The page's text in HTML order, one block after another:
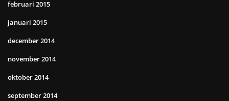
februari 2015
januari 2015
december 2014
november 2014
oktober 2014
september 2014